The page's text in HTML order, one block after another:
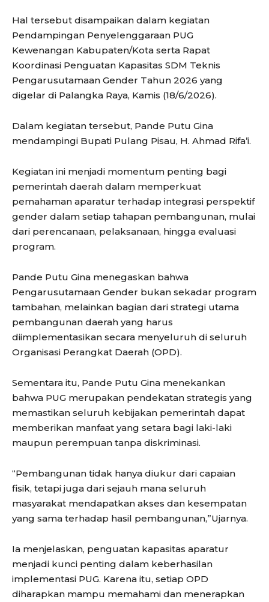
Hal tersebut disampaikan dalam kegiatan
Pendampingan Penyelenggaraan PUG
Kewenangan Kabupaten/Kota serta Rapat
Koordinasi Penguatan Kapasitas SDM Teknis
Pengarusutamaan Gender Tahun 2026 yang
digelar di Palangka Raya, Kamis (18/6/2026).
Dalam kegiatan tersebut, Pande Putu Gina
mendampingi Bupati Pulang Pisau, H. Ahmad Rifa’i.
Kegiatan ini menjadi momentum penting bagi
pemerintah daerah dalam memperkuat
pemahaman aparatur terhadap integrasi perspektif
gender dalam setiap tahapan pembangunan, mulai
dari perencanaan, pelaksanaan, hingga evaluasi
program.
Pande Putu Gina menegaskan bahwa
Pengarusutamaan Gender bukan sekadar program
tambahan, melainkan bagian dari strategi utama
pembangunan daerah yang harus
diimplementasikan secara menyeluruh di seluruh
Organisasi Perangkat Daerah (OPD).
Sementara itu, Pande Putu Gina menekankan
bahwa PUG merupakan pendekatan strategis yang
memastikan seluruh kebijakan pemerintah dapat
memberikan manfaat yang setara bagi laki-laki
maupun perempuan tanpa diskriminasi.
“Pembangunan tidak hanya diukur dari capaian
fisik, tetapi juga dari sejauh mana seluruh
masyarakat mendapatkan akses dan kesempatan
yang sama terhadap hasil pembangunan,”Ujarnya.
Ia menjelaskan, penguatan kapasitas aparatur
menjadi kunci penting dalam keberhasilan
implementasi PUG. Karena itu, setiap OPD
diharapkan mampu memahami dan menerapkan